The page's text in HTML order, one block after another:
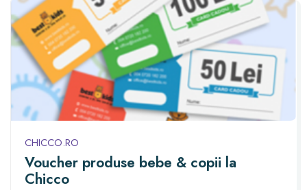
CHICCO.RO
Voucher produse bebe & copii la
Chicco